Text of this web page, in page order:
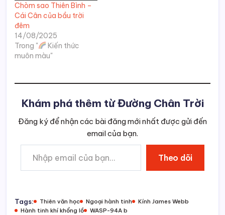
Chòm sao Thiên Bình –
Cái Cân của bầu trời
đêm
14/08/2025
Trong "
Kiến thức
muôn màu"
Khám phá thêm từ Đường Chân Trời
Đăng ký để nhận các bài đăng mới nhất được gửi đến
email của bạn.
Nhập email của bạn…
Theo dõi
Tags: Thiên văn học Ngoại hành tinh
Kính James Webb
Hành tinh khí khổng lồ
WASP-94A b